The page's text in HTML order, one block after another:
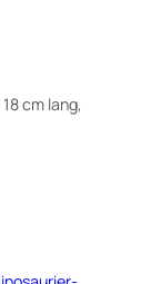
cm lang,